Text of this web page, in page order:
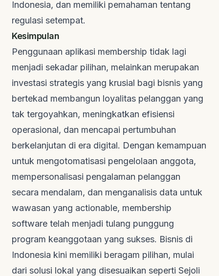
Indonesia, dan memiliki pemahaman tentang
regulasi setempat.
Kesimpulan
Penggunaan aplikasi membership tidak lagi
menjadi sekadar pilihan, melainkan merupakan
investasi strategis yang krusial bagi bisnis yang
bertekad membangun loyalitas pelanggan yang
tak tergoyahkan, meningkatkan efisiensi
operasional, dan mencapai pertumbuhan
berkelanjutan di era digital. Dengan kemampuan
untuk mengotomatisasi pengelolaan anggota,
mempersonalisasi pengalaman pelanggan
secara mendalam, dan menganalisis data untuk
wawasan yang actionable, membership
software telah menjadi tulang punggung
program keanggotaan yang sukses. Bisnis di
Indonesia kini memiliki beragam pilihan, mulai
dari solusi lokal yang disesuaikan seperti Sejoli